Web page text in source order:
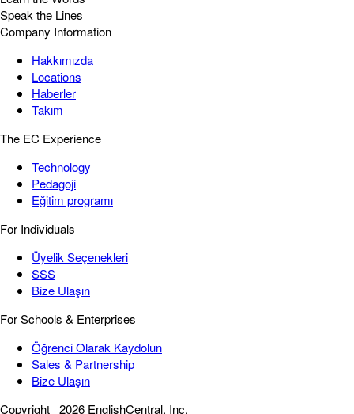
Speak the Lines
Company Information
Hakkımızda
Locations
Haberler
Takım
The EC Experience
Technology
Pedagoji
Eğitim programı
For Individuals
Üyelik Seçenekleri
SSS
Bize Ulaşın
For Schools & Enterprises
Öğrenci Olarak Kaydolun
Sales & Partnership
Bize Ulaşın
Copyright 2026 EnglishCentral, Inc.